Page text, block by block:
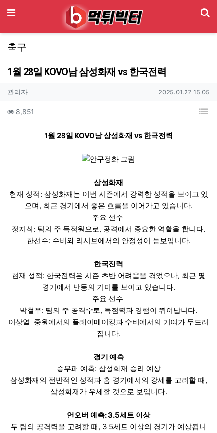
메뉴
축구
1월 28일 KOVO남 삼성화재 vs 한국전력
작성자 정보
관리자작성 작성일
2025.01.27 15:05
컨텐츠 정보
8,851 목
1월 28일 KOVO남 삼성화재 vs 한국전력
삼성화재
현재 성적: 삼성화재는 이번 시즌에서 강력한 성적을 보이고 있
으며, 최근 경기에서 좋은 흐름을 이어가고 있습니다.
주요 선수:
정지석: 팀의 주 득점원으로, 공격에서 중요한 역할을 합니다.
한선수: 수비와 리시브에서의 안정성이 돋보입니다.
한국전력
현재 성적: 한국전력은 시즌 초반 어려움을 겪었으나, 최근 몇
경기에서 반등의 기미를 보이고 있습니다.
주요 선수:
박철우: 팀의 주 공격수로, 득점력과 경험이 뛰어납니다.
이상열: 중원에서의 플레이메이킹과 수비에서의 기여가 두드러
집니다.
경기 예측
승무패 예측: 삼성화재 승리 예상
삼성화재의 전반적인 성적과 홈 경기에서의 강세를 고려할 때,
삼성화재가 우세할 것으로 보입니다.
언오버 예측: 3.5세트 이상
두 팀의 공격력을 고려할 때, 3.5세트 이상의 경기가 예상됩니